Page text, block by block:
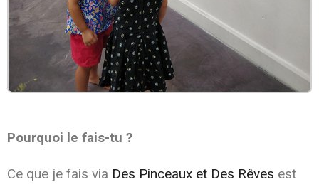
Pourquoi le fais-tu ?
Ce que je fais via Des Pinceaux et Des Rêves est